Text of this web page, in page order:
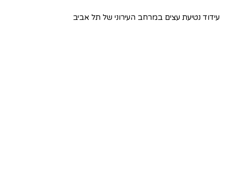
עידוד נטיעת עצים במרחב העירוני של תל אביב